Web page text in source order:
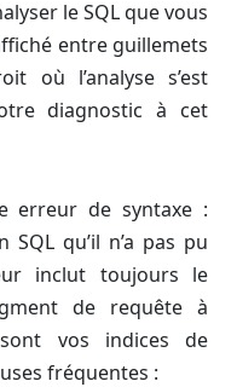
le SQL que vous
entre guillemets
où l’analyse s’est
diagnostic à cet
erreur de syntaxe :
qu’il n’a pas pu
inclut toujours le
de requête à
vos indices de
fréquentes :